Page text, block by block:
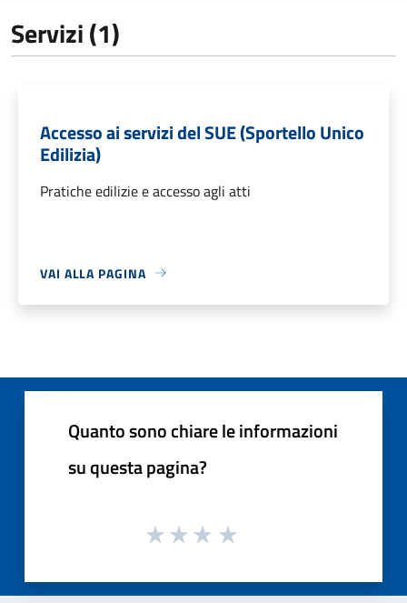
Servizi (1)
Accesso ai servizi del SUE (Sportello Unico
Edilizia)
Pratiche edilizie e accesso agli atti
VAI ALLA PAGINA
Quanto sono chiare le informazioni
su questa pagina?